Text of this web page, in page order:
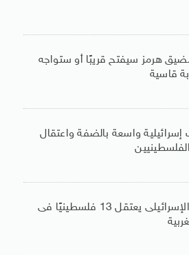
هرمز سيفتح قريبًا أو ستواجه
قاسية
إسرائيلية واسعة بالضفة واعتقال
الاحتلال الإسرائيلى يعتقل 13 فلسطينيًا فى